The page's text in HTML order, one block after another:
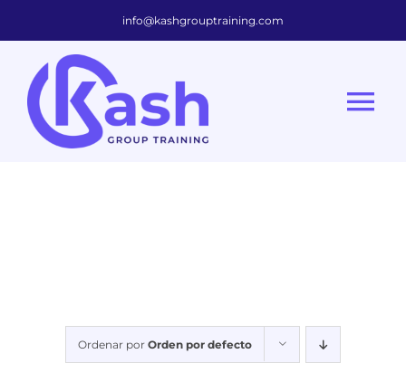
info@kashgrouptraining.com
NosotrosOrdenar por Orden por defecto